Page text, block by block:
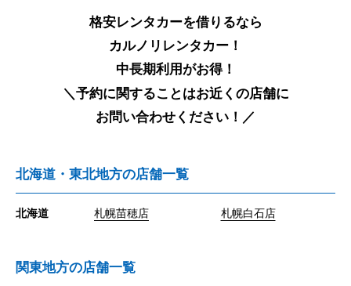
格安レンタカーを借りるなら
カルノリレンタカー！
中長期利用がお得！
＼予約に関することはお近くの店舗に
お問い合わせください！／
北海道・東北地方の店舗一覧
北海道 札幌苗穂店 札幌白石店
関東地方の店舗一覧